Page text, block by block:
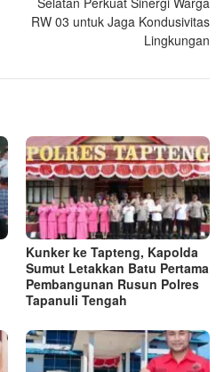
RW 03 untuk Jaga Kondusivitas
Lingkungan
Kunker ke Tapteng, Kapolda
Sumut Letakkan Batu Pertama
Pembangunan Rusun Polres
Tapanuli Tengah